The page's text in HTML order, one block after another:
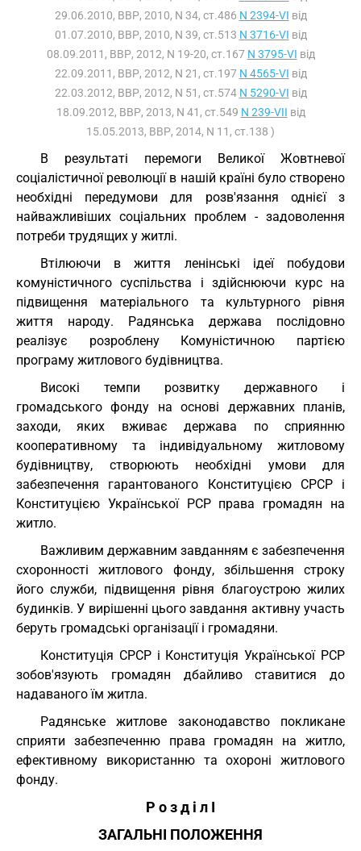
29.06.2010, ВВР, 2010, N 34, ст.486 N 2394-VI від
01.07.2010, ВВР, 2010, N 39, ст.513 N 3716-VI від
08.09.2011, ВВР, 2012, N 19-20, ст.167 N 3795-VI від
22.09.2011, ВВР, 2012, N 21, ст.197 N 4565-VI від
22.03.2012, ВВР, 2012, N 51, ст.574 N 5290-VI від
18.09.2012, ВВР, 2013, N 41, ст.549 N 239-VII від
15.05.2013, ВВР, 2014, N 11, ст.138 )
В результаті перемоги Великої Жовтневої
соціалістичної революції в нашій країні було створено
необхідні передумови для розв'язання однієї з
найважливіших соціальних проблем - задоволення
потреби трудящих у житлі.
Втілюючи в життя ленінські ідеї побудови
комуністичного суспільства і здійснюючи курс на
підвищення матеріального та культурного рівня
життя народу. Радянська держава послідовно
реалізує розроблену Комуністичною партією
програму житлового будівництва.
Високі темпи розвитку державного і
громадського фонду на основі державних планів,
заходи, яких вживає держава по сприянню
кооперативному та індивідуальному житловому
будівництву, створюють необхідні умови для
забезпечення гарантованого Конституцією СРСР і
Конституцією Української РСР права громадян на
житло.
Важливим державним завданням є забезпечення
схоронності житлового фонду, збільшення строку
його служби, підвищення рівня благоустрою жилих
будинків. У вирішенні цього завдання активну участь
беруть громадські організації і громадяни.
Конституція СРСР і Конституція Української РСР
зобов'язують громадян дбайливо ставитися до
надаваного їм житла.
Радянське житлове законодавство покликане
сприяти забезпеченню права громадян на житло,
ефективному використанню та охороні житлового
фонду.
Р о з д і л I
ЗАГАЛЬНІ ПОЛОЖЕННЯ